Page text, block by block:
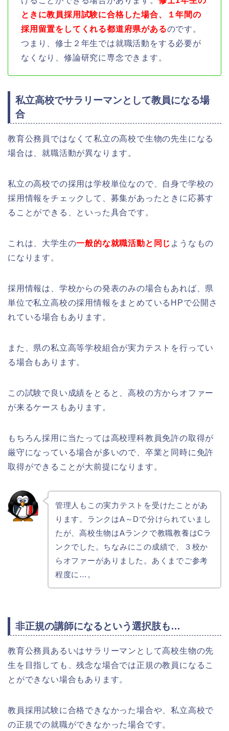
ときに教員採用試験に合格した場合、１年間の
採用留置をしてくれる都道府県があるのです。
つまり、修士２年生では就職活動をする必要が
なくなり、修論研究に専念できます。
私立高校でサラリーマンとして教員になる場
合
教育公務員ではなくて私立の高校で生物の先生になる
場合は、就職活動が異なります。
私立の高校での採用は学校単位なので、自身で学校の
採用情報をチェックして、募集があったときに応募す
ることができる、といった具合です。
これは、大学生の一般的な就職活動と同じ ようなもの
になります。
採用情報は、学校からの発表のみの場合もあれば、県
単位で私立高校の採用情報をまとめているHPで公開さ
れている場合もあります。
また、県の私立高等学校組合が実力テストを行ってい
る場合もあります。
この試験で良い成績をとると、高校の方からオファー
が来るケースもあります。
もちろん採用に当たっては高校理科教員免許の取得が
厳守になっている場合が多いので、卒業と同時に免許
取得ができることが大前提になります。
管理人もこの実力テストを受けたことがあ
ります。ランクはA～Dで分けられていまし
たが、高校生物はAランクで教職教養はCラ
ンクでした。ちなみにこの成績で、３校か
らオファーがありました。あくまでご参考
程度に…。
非正規の講師になるという選択肢も…
教育公務員あるいはサラリーマンとして高校生物の先
生を目指しても、残念な場合では正規の教員になるこ
とができない場合もあります。
教員採用試験に合格できなかった場合や、私立高校で
の正規での就職ができなかった場合です。